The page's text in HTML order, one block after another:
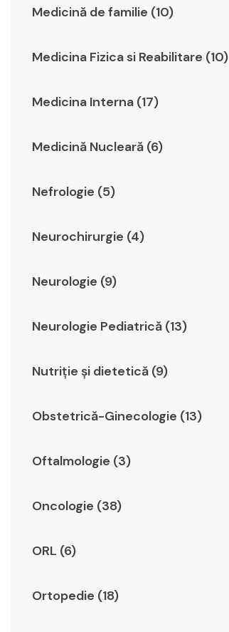
Medicină de familie (10)
Medicina Fizica si Reabilitare (10)
Medicina Interna (17)
Medicină Nucleară (6)
Nefrologie (5)
Neurochirurgie (4)
Neurologie (9)
Neurologie Pediatrică (13)
Nutriție și dietetică (9)
Obstetrică-Ginecologie (13)
Oftalmologie (3)
Oncologie (38)
ORL (6)
Ortopedie (18)